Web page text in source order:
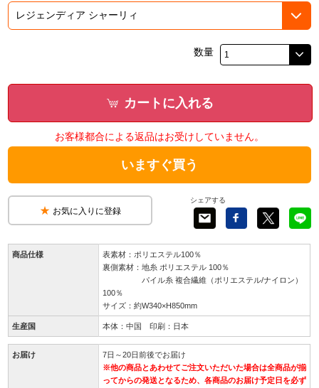
数量
カートに入れる
お客様都合による返品はお受けしていません。
いますぐ買う
お気に入りに登録
シェアする
商品仕様
表素材：ポリエステル100％
裏側素材：地糸 ポリエステル 100％
パイル糸 複合繊維（ポリエステル/ナイロン）
100％
サイズ：約W340×H850mm
生産国 本体：中国 印刷：日本
お届け
7日～20日前後でお届け
※他の商品とあわせてご注文いただいた場合は全商品が揃
ってからの発送となるため、各商品のお届け予定日を必ず